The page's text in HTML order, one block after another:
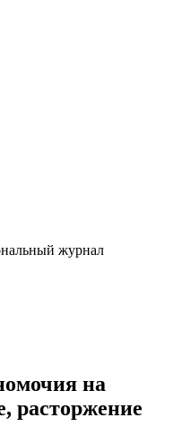
журнал
на
расторжение